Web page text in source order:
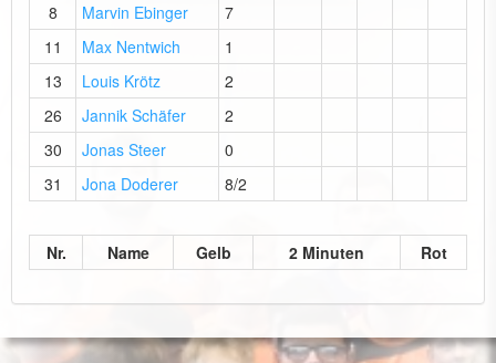
8
Marvin Ebinger
7
11
Max Nentwich
1
13
Louis Krötz
2
26
Jannik Schäfer
2
30
Jonas Steer
0
31
Jona Doderer 8/2
Nr. Name Gelb 2 Minuten Rot